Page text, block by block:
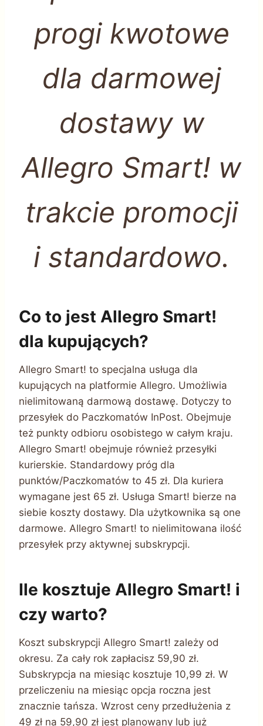
progi kwotowe
dla darmowej
dostawy w
Allegro Smart! w
trakcie promocji
i standardowo.
Co to jest Allegro Smart!
dla kupujących?
Allegro Smart! to specjalna usługa dla
kupujących na platformie Allegro. Umożliwia
nielimitowaną darmową dostawę. Dotyczy to
przesyłek do Paczkomatów InPost. Obejmuje
też punkty odbioru osobistego w całym kraju.
Allegro Smart! obejmuje również przesyłki
kurierskie. Standardowy próg dla
punktów/Paczkomatów to 45 zł. Dla kuriera
wymagane jest 65 zł. Usługa Smart! bierze na
siebie koszty dostawy. Dla użytkownika są one
darmowe. Allegro Smart! to nielimitowana ilość
przesyłek przy aktywnej subskrypcji.
Ile kosztuje Allegro Smart! i
czy warto?
Koszt subskrypcji Allegro Smart! zależy od
okresu. Za cały rok zapłacisz 59,90 zł.
Subskrypcja na miesiąc kosztuje 10,99 zł. W
przeliczeniu na miesiąc opcja roczna jest
znacznie tańsza. Wzrost ceny przedłużenia z
49 zł na 59,90 zł jest planowany lub już